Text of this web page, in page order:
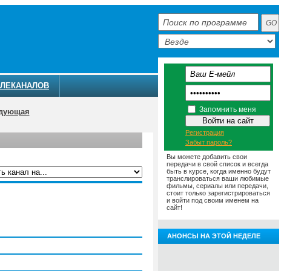
Запомнить меня
Регистрация
Забыт пароль?
Вы можете добавить свои
передачи в свой список и всегда
быть в курсе, когда именно будут
транслироваться ваши любимые
фильмы, сериалы или передачи,
стоит только зарегистрироваться
и войти под своим именем на
сайт!
АНОНСЫ НА ЭТОЙ НЕДЕЛЕ